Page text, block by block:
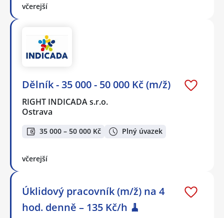
včerejší
Dělník - 35 000 - 50 000 Kč (m/ž)
RIGHT INDICADA s.r.o.
Ostrava
35 000 – 50 000 Kč Plný úvazek
včerejší
Úklidový pracovník (m/ž) na 4
hod. denně – 135 Kč/h 🧹